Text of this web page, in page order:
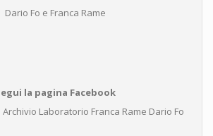
Dario Fo e Franca Rame
la pagina Facebook
Laboratorio Franca Rame Dario Fo